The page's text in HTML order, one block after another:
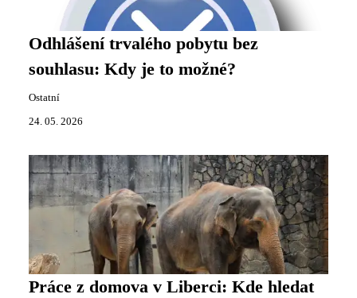
Odhlášení trvalého pobytu bez
souhlasu: Kdy je to možné?
Ostatní
24. 05. 2026
Práce z domova v Liberci: Kde hledat